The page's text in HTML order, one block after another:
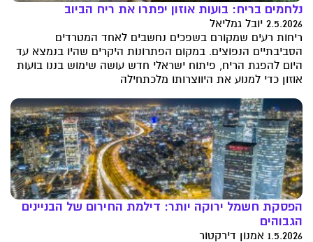
נלחמים בריח: בועות אוזון יפתרו את ריח הביוב
2.5.2026 יובל גמליאל
ריחות רעים שמקורם בשפכים נחשבים לאחד המטרדים
הסביבתיים הנפוצים. במקום הפתרונות היקרים שהיו בנמצא עד
היום להפגת הריח, פיתוח ישראלי חדש עושה שימוש בננו בועות
אוזון כדי למנוע את היווצרותו מלכתחילה
הפסקת חשמל ירוקה יותר: דילמת החירום של הבניינים
הגבוהים
1.5.2026 אמנון דירקטור